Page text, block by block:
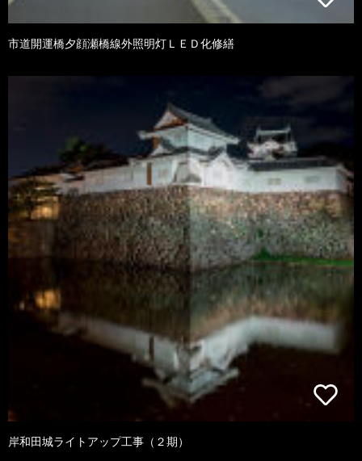
市道開運橋夕顔瀬橋線外照明灯ＬＥＤ化修繕
岸和田城ライトアップ工事（２期）